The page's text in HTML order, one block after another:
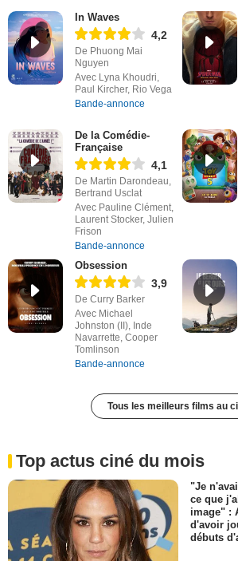
In Waves
4,2
De Phuong Mai
Nguyen
Avec Lyna Khoudri,
Paul Kircher, Rio Vega
Bande-annonce
De la Comédie-
Française
4,1
De Martin Darondeau,
Bertrand Usclat
Avec Pauline Clément,
Laurent Stocker, Julien
Frison
Bande-annonce
Obsession
3,9
De Curry Barker
Avec Michael
Johnston (II), Inde
Navarrette, Cooper
Tomlinson
Bande-annonce
Tous les meilleurs films au
Top actus ciné du mois
"Je
ce que
image" :
d'avoir
débuts